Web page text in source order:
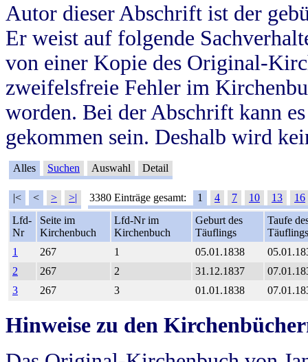
Autor dieser Abschrift ist der
Er weist auf folgende
von einer Kopie des Original-
zweifelsfreie Fehler im
worden. Bei der Abschrift kann
gekommen sein. Deshalb wird
Alles Suchen Auswahl Detail
|< < > >| 3380 Einträge gesamt: 1 4 7 10 13
16
Lfd-
Nr
Seite im
Kirchenbuch
Lfd-Nr im
Kirchenbuch
Geburt des
Täuflings
Taufe
Täuflings
1
267 1 05.01.1838
2
267 2 31.12.1837
3
267 3 01.01.1838
Hinweise zu den